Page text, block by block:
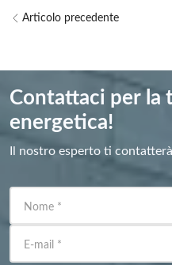
Articolo precedente
Contattaci per la
energetica!
Il nostro esperto ti
Nome *
E-mail *